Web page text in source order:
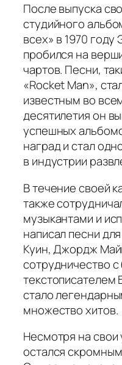
После выпуска
студийного
всех» в 1970
пробился на
чартов. Песни,
«Rocket Man»,
известным во
десятилетия он
успешных
наград и стал
в индустрии
В течение своей
также
музыкантами и
написал песни
Куин, Джордж
сотрудничество
текстописателем
стало
множество хитов.
Несмотря на
остался